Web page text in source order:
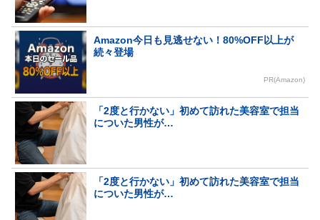
Amazon今日も見逃せない！80%OFF以上が
続々登場
PR(Amazon)
「2度と行かない」初めて訪れた美容室で担当
についた男性が…
「2度と行かない」初めて訪れた美容室で担当
についた男性が…